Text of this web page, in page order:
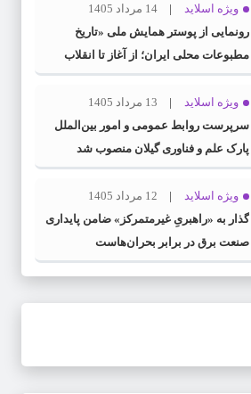
ویژه اسلاید
14 مرداد 1405
رونمایی از پوستر همایش ملی «تاریخ
مطبوعات محلی ایران؛ از آغاز تا انقلاب
اسلامی» در گیلان
ویژه اسلاید
13 مرداد 1405
سرپرست روابط عمومی و امور بین‌الملل
پارک علم و فناوری گیلان منصوب شد
ویژه اسلاید
12 مرداد 1405
گذار به «راهبریِ غیرمتمرکز» ضامن پایداری
صنعت برق در برابر بحران‌هاست